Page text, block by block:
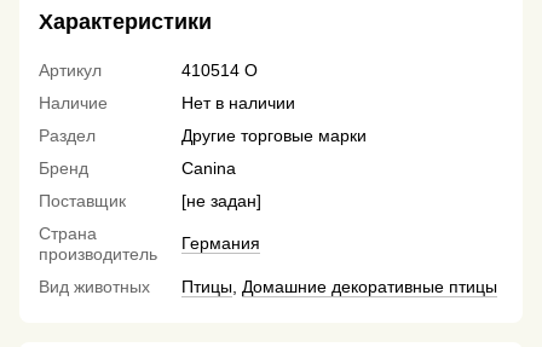
Характеристики
Артикул
410514 О
Наличие
Нет в наличии
Раздел
Другие торговые марки
Бренд
Canina
Поставщик
[не задан]
Страна
производитель
Германия
Вид животных Птицы Домашние декоративные птицы